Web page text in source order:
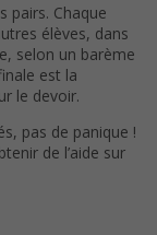
pairs. Chaque
élèves, dans
selon un barème
est la
le devoir.
pas de panique !
de l’aide sur